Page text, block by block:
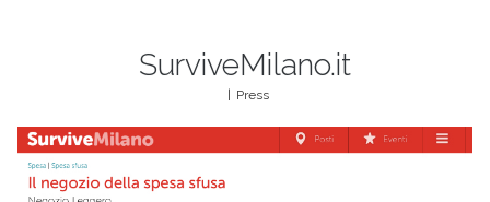
SurviveMilano.it
Press